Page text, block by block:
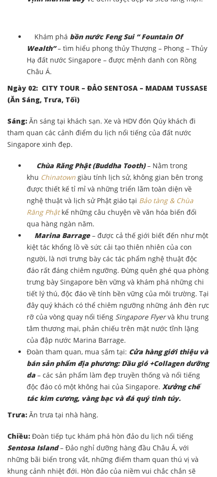
Khám phá bồn nước Feng Sui “ Fountain Of
Wealth” – tìm hiểu phong thủy Thượng – Phong – Thủy
Hạ đất nước Singapore – được mệnh danh con Rồng
Châu Á.
Ngày 02: CITY TOUR – ĐẢO SENTOSA – MADAM TUSSASE
(Ăn Sáng, Trưa, Tối)
Sáng: Ăn sáng tại khách sạn. Xe và HDV đón Qúy khách đi
tham quan các cảnh điểm du lịch nổi tiếng của đất nước
Singapore xinh đẹp.
Chùa Răng Phật (Buddha Tooth)– Nằm trong
khu Chinatown giàu tính lịch sử, không gian bên trong
được thiết kế tỉ mỉ và những triển lãm toàn diện về
nghệ thuật và lịch sử Phật giáo tại Bảo tàng & Chùa
Răng Phậtkể những câu chuyện về văn hóa biến đổi
qua hàng ngàn năm.
Marina Barrage– được cả thế giới biết đến như một
kiệt tác khổng lồ về sức cải tạo thiên nhiên của con
người, là nơi trưng bày các tác phẩm nghệ thuật độc
đáo rất đáng chiêm ngưỡng. Đừng quên ghé qua phòng
trưng bày Singapore bền vững và khám phá những chi
tiết lý thú, độc đáo về tính bền vững của môi trường. Tại
đây quý khách có thể chiêm ngưỡng những ánh đèn rực
rỡ của vòng quay nổi tiếng Singapore Flyervà khu trung
tâm thương mại, phản chiếu trên mặt nước tĩnh lặng
của đập nước Marina Barrage.
Đoàn tham quan, mua sắm tại: Cửa hàng giới thiệu và
bán sản phẩm địa phương: Dầu gió +Collagen dưỡng
da – các sản phẩm làm đẹp truyền thống và nổi tiếng
độc đáo có một không hai của Singapore. Xưởng chế
tác kim cương, vàng bạc và đá quý tinh túy.
Trưa: Ăn trưa tại nhà hàng.
Chiều: Đoàn tiếp tục khám phá hòn đảo du lịch nổi tiếng
Sentosa Island– Đảo nghỉ dưỡng hàng đầu Châu Á, với
những bãi biển trong vắt, những điểm tham quan thú vị và
khung cảnh nhiệt đới. Hòn đảo của niềm vui chắc chắn sẽ